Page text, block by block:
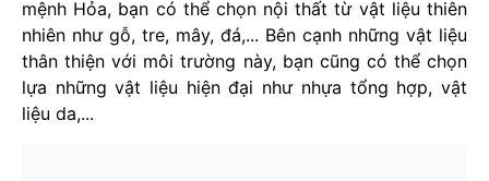
mệnh Hỏa, bạn có thể chọn nội thất từ vật liệu thiên
nhiên như gỗ, tre, mây, đá,... Bên cạnh những vật liệu
thân thiện với môi trường này, bạn cũng có thể chọn
lựa những vật liệu hiện đại như nhựa tổng hợp, vật
liệu da,...